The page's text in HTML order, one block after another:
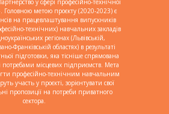
у сфері професійно-технічної
Головною метою проєкту (2020-2023) є
на працевлаштування випускників
технічних) навчальних закладів
регіонах (Львівській,
Франківській областях) в результаті
підготовки, яка тісніше спрямована
потребами місцевих підприємств. Мета
професійно-технічним навчальним
участь у проєкті, зорієнтувати свої
пропозиції на потреби приватного
сектора.